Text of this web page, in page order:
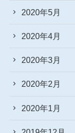
2020年5月
2020年4月
2020年3月
2020年2月
2020年1月